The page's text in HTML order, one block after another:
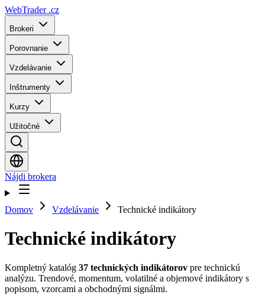
WebTrader .cz
Brokeri
Porovnanie
Vzdelávanie
Inštrumenty
Kurzy
Užitočné
Nájdi brokera
Domov Vzdelávanie Technické indikátory
Technické indikátory
Kompletný katalóg 37 technických indikátorov pre technickú
analýzu. Trendové, momentum, volatilné a objemové indikátory s
popisom, vzorcami a obchodnými signálmi.